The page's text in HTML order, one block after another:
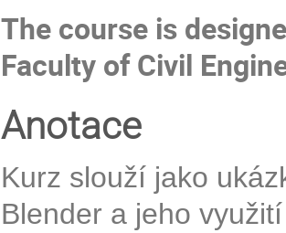
The course is
Faculty of Civil
Anotace
Kurz slouží jako
Blender a jeho